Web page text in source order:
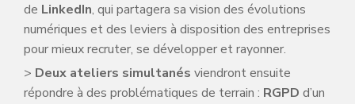
de LinkedIn, qui partagera sa vision des évolutions
numériques et des leviers à disposition des entreprises
pour mieux recruter, se développer et rayonner.
> Deux ateliers simultanés viendront ensuite
répondre à des problématiques de terrain : RGPD d’un